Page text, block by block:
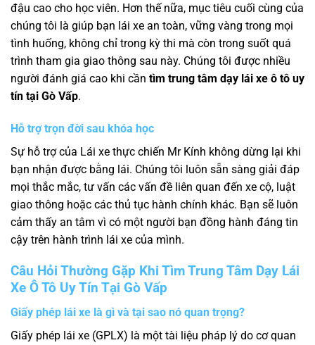
đậu cao cho học viên. Hơn thế nữa, mục tiêu cuối cùng của
chúng tôi là giúp bạn lái xe an toàn, vững vàng trong mọi
tình huống, không chỉ trong kỳ thi mà còn trong suốt quá
trình tham gia giao thông sau này. Chúng tôi được nhiều
người đánh giá cao khi cần tìm trung tâm dạy lái xe ô tô uy
tín tại Gò Vấp.
Hỗ trợ trọn đời sau khóa học
Sự hỗ trợ của Lái xe thực chiến Mr Kính không dừng lại khi
bạn nhận được bằng lái. Chúng tôi luôn sẵn sàng giải đáp
mọi thắc mắc, tư vấn các vấn đề liên quan đến xe cộ, luật
giao thông hoặc các thủ tục hành chính khác. Bạn sẽ luôn
cảm thấy an tâm vì có một người bạn đồng hành đáng tin
cậy trên hành trình lái xe của mình.
Câu Hỏi Thường Gặp Khi Tìm Trung Tâm Dạy Lái
Xe Ô Tô Uy Tín Tại Gò Vấp
Giấy phép lái xe là gì và tại sao nó quan trọng?
Giấy phép lái xe (GPLX) là một tài liệu pháp lý do cơ quan